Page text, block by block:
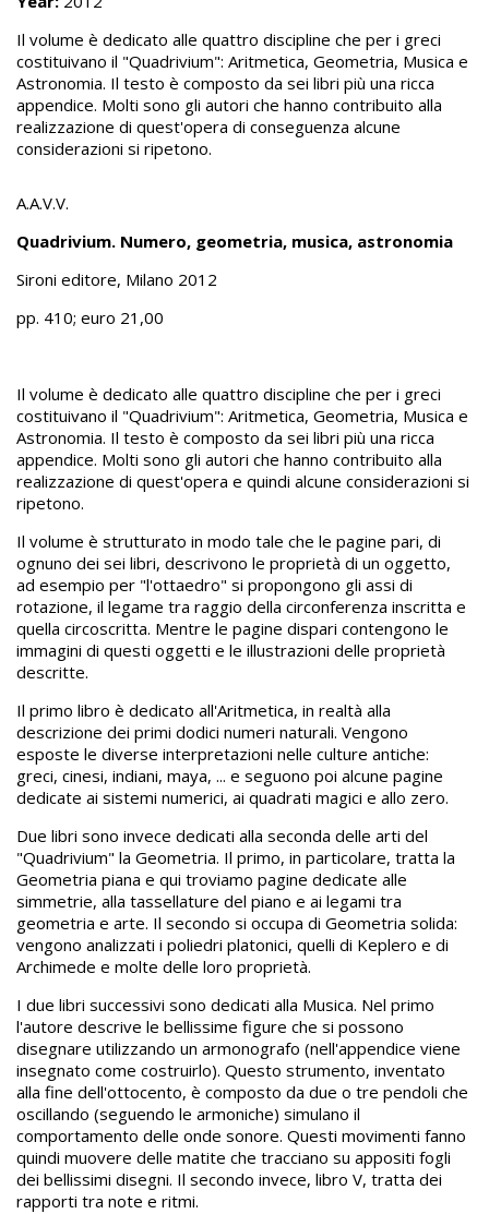
Il volume è dedicato alle quattro discipline che per i greci
costituivano il "Quadrivium": Aritmetica, Geometria, Musica e
Astronomia. Il testo è composto da sei libri più una ricca
appendice. Molti sono gli autori che hanno contribuito alla
realizzazione di quest'opera di conseguenza alcune
considerazioni si ripetono.
A.A.V.V.
Quadrivium. Numero, geometria, musica, astronomia
Sironi editore, Milano 2012
pp. 410; euro 21,00
Il volume è dedicato alle quattro discipline che per i greci
costituivano il "Quadrivium": Aritmetica, Geometria, Musica e
Astronomia. Il testo è composto da sei libri più una ricca
appendice. Molti sono gli autori che hanno contribuito alla
realizzazione di quest'opera e quindi alcune considerazioni si
ripetono.
Il volume è strutturato in modo tale che le pagine pari, di
ognuno dei sei libri, descrivono le proprietà di un oggetto,
ad esempio per "l'ottaedro" si propongono gli assi di
rotazione, il legame tra raggio della circonferenza inscritta e
quella circoscritta. Mentre le pagine dispari contengono le
immagini di questi oggetti e le illustrazioni delle proprietà
descritte.
Il primo libro è dedicato all'Aritmetica, in realtà alla
descrizione dei primi dodici numeri naturali. Vengono
esposte le diverse interpretazioni nelle culture antiche:
greci, cinesi, indiani, maya, ... e seguono poi alcune pagine
dedicate ai sistemi numerici, ai quadrati magici e allo zero.
Due libri sono invece dedicati alla seconda delle arti del
"Quadrivium" la Geometria. Il primo, in particolare, tratta la
Geometria piana e qui troviamo pagine dedicate alle
simmetrie, alla tassellature del piano e ai legami tra
geometria e arte. Il secondo si occupa di Geometria solida:
vengono analizzati i poliedri platonici, quelli di Keplero e di
Archimede e molte delle loro proprietà.
I due libri successivi sono dedicati alla Musica. Nel primo
l'autore descrive le bellissime figure che si possono
disegnare utilizzando un armonografo (nell'appendice viene
insegnato come costruirlo). Questo strumento, inventato
alla fine dell'ottocento, è composto da due o tre pendoli che
oscillando (seguendo le armoniche) simulano il
comportamento delle onde sonore. Questi movimenti fanno
quindi muovere delle matite che tracciano su appositi fogli
dei bellissimi disegni. Il secondo invece, libro V, tratta dei
rapporti tra note e ritmi.